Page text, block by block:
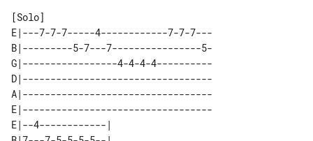
E|---7-7-7-----4------------7-7-7---
B|---------5-7---7----------------5-
G|-----------------4-4-4-4----------
D|----------------------------------
A|----------------------------------
E|----------------------------------
E|--4------------|